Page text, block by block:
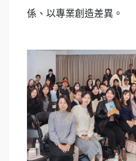
係、以專業創造差異。